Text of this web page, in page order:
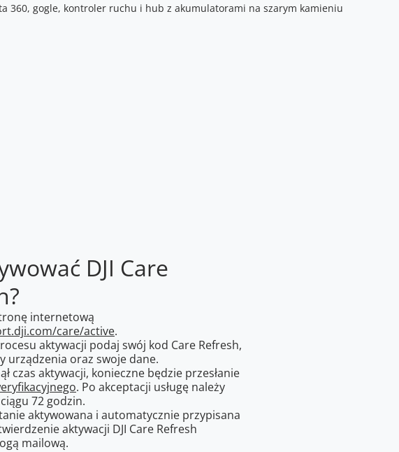
DJI Care
internetową
care/active.
aktywacji podaj swój kod Care Refresh,
urządzenia oraz swoje dane.
czas aktywacji, konieczne będzie przesłanie
. Po akceptacji usługę należy
72 godzin.
aktywowana i automatycznie przypisana
aktywacji DJI Care Refresh
mailową.